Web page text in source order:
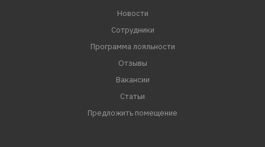
Новости
Сотрудники
Программа лояльности
Отзывы
Вакансии
Статьи
Предложить помещение